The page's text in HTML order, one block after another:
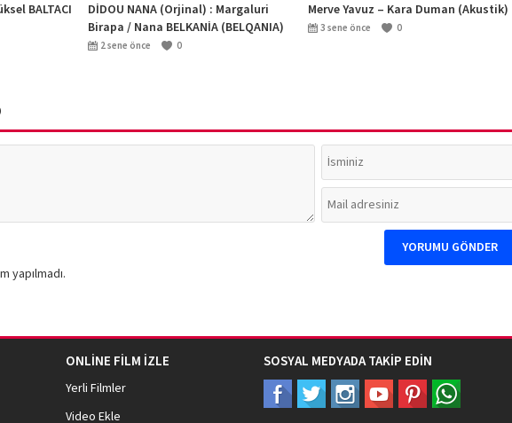
BALTACI
DİDOU NANA (Orjinal) : Margaluri
Birapa / Nana BELKANİA (BELQANIA)
2 sene önce 0
Merve Yavuz – Kara Duman (Akustik)
3 sene önce 0
yapılmadı.
ONLİNE FİLM İZLE
Yerli Filmler
Video Ekle
SOSYAL MEDYADA TAKİP EDİN